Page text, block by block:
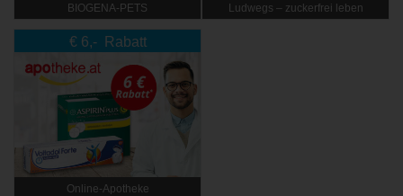
BIOGENA-PETS Ludwegs – zuckerfrei leben
€ 6,- Rabatt
Online‑Apotheke